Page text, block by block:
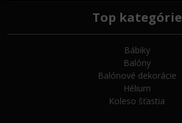
Top kategórie
Bábiky
Balóny
Balónové dekorácie
Hélium
Koleso šťastia